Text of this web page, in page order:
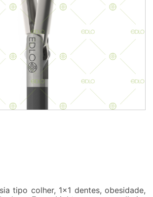
tipo colher, 1x1 dentes, obesidade,